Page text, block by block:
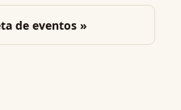
de eventos »